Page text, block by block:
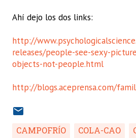
Ahí dejo los dos links:
http://www.
releases/people-see-sexy-
objects-not-people.html
http://blogs.aceprensa.com/
CAMPOFRÍO COLA-CAO